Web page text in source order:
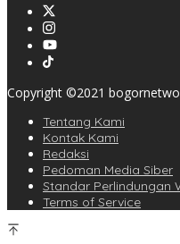
Copyright ©2021
Tentang Kami
Kontak Kami
Redaksi
Pedoman Media Siber
Standar Perlindungan
Terms of Service